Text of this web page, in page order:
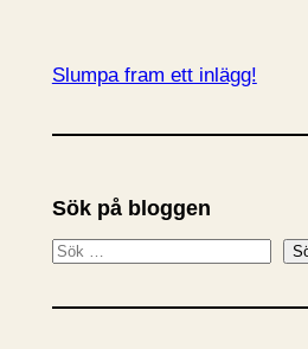
Slumpa fram ett inlägg!
Sök på bloggen
S
k